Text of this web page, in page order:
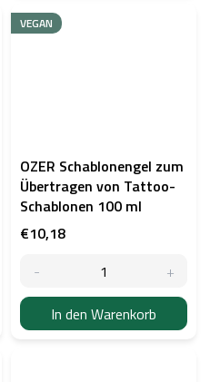
VEGAN
OZER Schablonengel zum
Übertragen von Tattoo-
Schablonen 100 ml
€10,18
In den Warenkorb